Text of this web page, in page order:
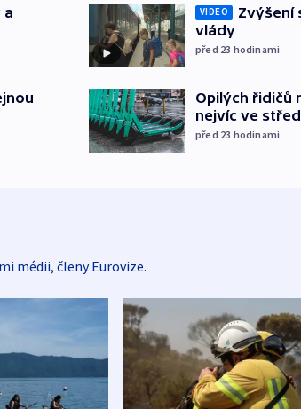
a
VIDEO
Zvýšení
vlády
před 23 hodinami
Opilých řidičů
nejvíc ve
před 23 hodinami
médii, členy Eurovize.